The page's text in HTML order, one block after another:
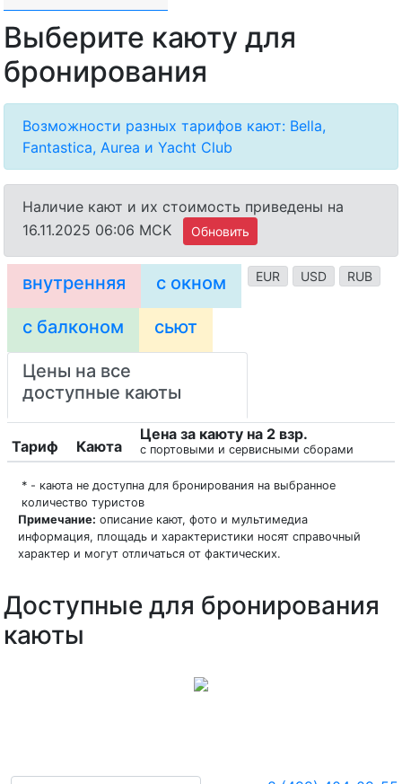
Выберите каюту для
бронирования
Возможности разных тарифов кают: Bella,
Fantastica, Aurea и Yacht Club
Наличие кают и их стоимость приведены на
16.11.2025 06:06 MCK
Обновить
EUR USD RUB
внутренняя с окном
с балконом сьют
Цены на все
доступные каюты
Тариф Каюта
Цена за каюту на 2 взр.
с портовыми и сервисными сборами
* - каюта не доступна для бронирования на выбранное
количество туристов
Примечание: описание кают, фото и мультимедиа
информация, площадь и характеристики носят справочный
характер и могут отличаться от фактических.
Доступные для бронирования
каюты